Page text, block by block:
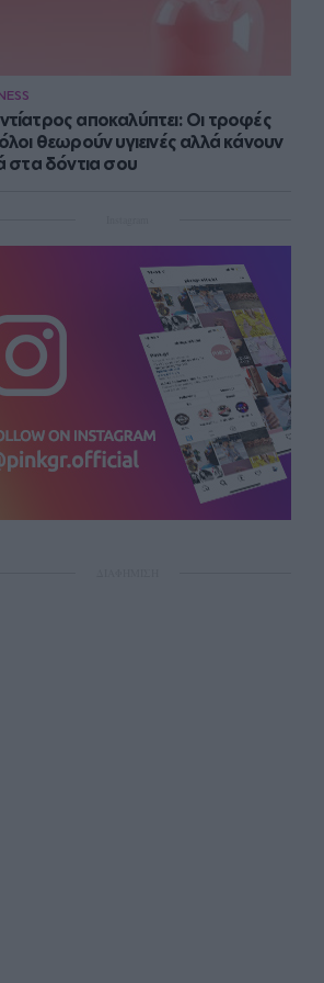
αποκαλύπτει: Οι τροφές
θεωρούν υγιεινές αλλά κάνουν
στα δόντια σου